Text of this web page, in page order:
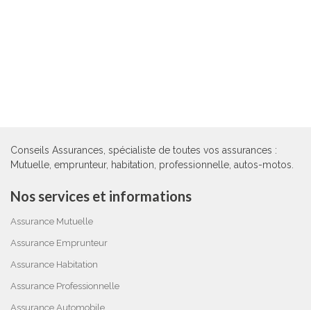
Conseils Assurances, spécialiste de toutes vos assurances :
Mutuelle, emprunteur, habitation, professionnelle, autos-motos.
Nos services et informations
Assurance Mutuelle
Assurance Emprunteur
Assurance Habitation
Assurance Professionnelle
Assurance Automobile